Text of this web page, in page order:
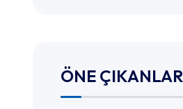
ÖNE ÇIKANLAR